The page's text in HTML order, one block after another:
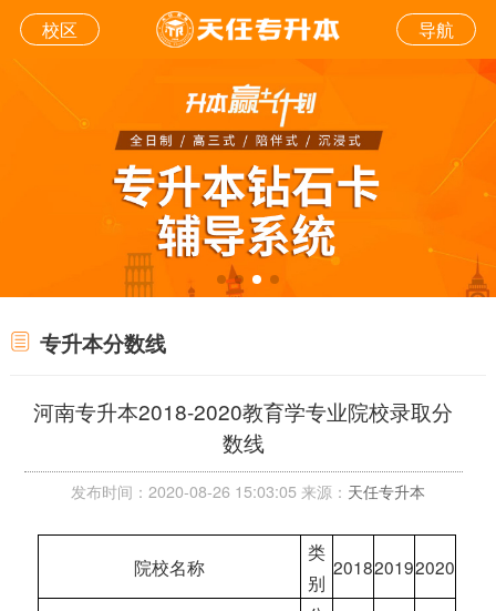
校区 导航
专升本分数线
河南专升本2018-2020教育学专业院校录取分
数线
发布时间：2020-08-26 15:03:05 来源： 天任专升本
院校名称
类
别
201820192020